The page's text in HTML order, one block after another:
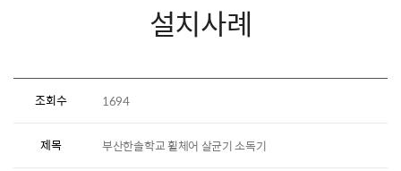
설치사례
조회수 1694
제목 부산한솔학교 휠체어 살균기 소독기